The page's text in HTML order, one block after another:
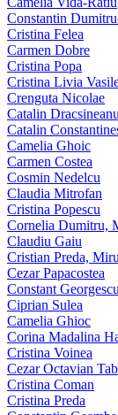
Constantin
Cristina Felea
Carmen Dobre
Cristina Popa
Cristina Livia
Crenguta Nicolae
Catalin Dracsineanu
Catalin
Camelia Ghoic
Carmen Costea
Cosmin Nedelcu
Claudia Mitrofan
Cristina Popescu
Cornelia Dumitru,
Claudiu Gaiu
Cristian Preda,
Cezar Papacostea
Constant Georgescu
Ciprian Sulea
Camelia Ghioc
Corina Madalina
Cristina Voinea
Cezar Octavian
Cristina Coman
Cristina Preda